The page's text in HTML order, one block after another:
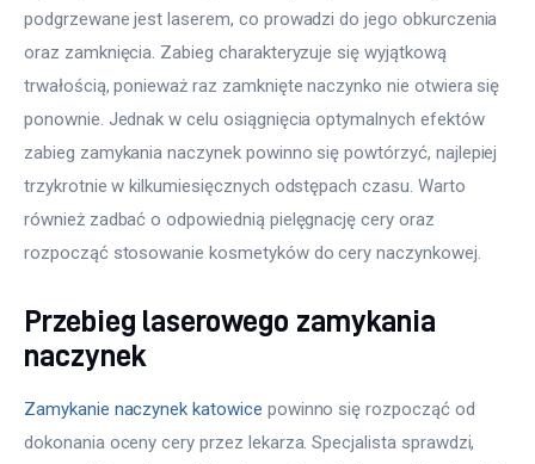
podgrzewane jest laserem, co prowadzi do jego obkurczenia
oraz zamknięcia. Zabieg charakteryzuje się wyjątkową
trwałością, ponieważ raz zamknięte naczynko nie otwiera się
ponownie. Jednak w celu osiągnięcia optymalnych efektów
zabieg zamykania naczynek powinno się powtórzyć, najlepiej
trzykrotnie w kilkumiesięcznych odstępach czasu. Warto
również zadbać o odpowiednią pielęgnację cery oraz
rozpocząć stosowanie kosmetyków do cery naczynkowej.
Przebieg laserowego zamykania
naczynek
Zamykanie naczynek katowice powinno się rozpocząć od
dokonania oceny cery przez lekarza. Specjalista sprawdzi,